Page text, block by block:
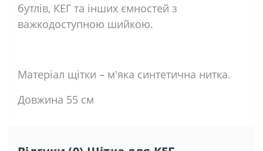
бутлів, КЕГ та інших ємностей з
важкодоступною шийкою.
Матеріал щітки – м'яка синтетична нитка.
Довжина 55 см